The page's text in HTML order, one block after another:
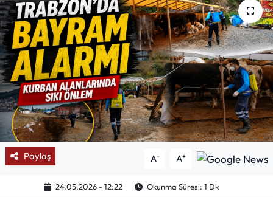
Paylaş A- A+
24.05.2026 - 12:22 Okunma Süresi: 1 Dk
Manşet
Köşe Yazıları
Karikatür Galeri
BIK
ASTROLOJİ
Spor Yazıları
Mektup Galeri